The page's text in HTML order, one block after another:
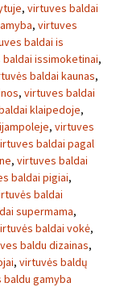
, virtuves baldai
, virtuves
baldai is
issimoketinai,
baldai kaunas,
, virtuves baldai
klaipedoje,
, virtuves
baldai pagal
, virtuves baldai
baldai pigiai,
baldai
supermama,
baldai vokė,
baldu dizainas,
, virtuvės baldų
gamyba